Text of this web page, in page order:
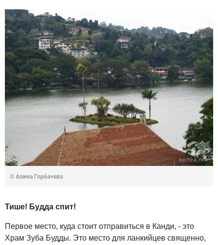
© Алина Горбачева
Тише! Будда спит!
Первое место, куда стоит отправиться в Канди, - это
Храм Зуба Будды. Это место для ланкийцев священно,